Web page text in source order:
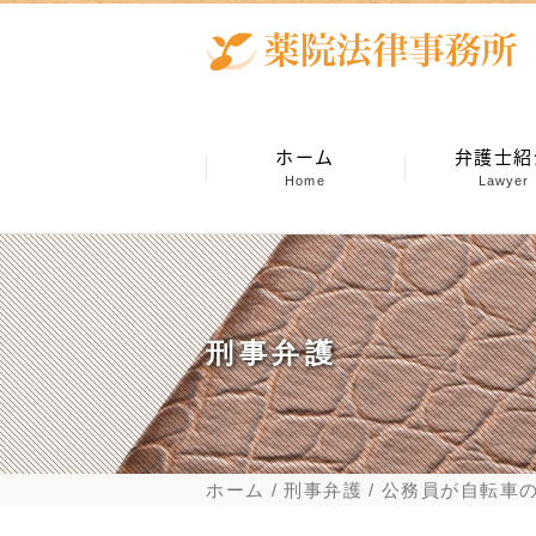
ホーム
Home
弁護士
Lawyer
刑事弁護
ホーム 刑事弁護 公務員が自転車